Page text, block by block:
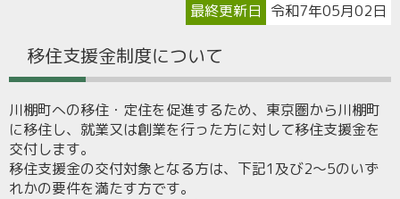
最終更新日 令和7年05月02日
移住支援金制度について
川棚町への移住・定住を促進するため、東京圏から川棚町
に移住し、就業又は創業を行った方に対して移住支援金を
交付します。
移住支援金の交付対象となる方は、下記1及び2～5のいず
れかの要件を満たす方です。